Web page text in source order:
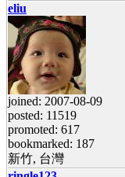
eliu
joined: 2007-08-09
posted: 11519
promoted: 617
bookmarked: 187
新竹, 台灣